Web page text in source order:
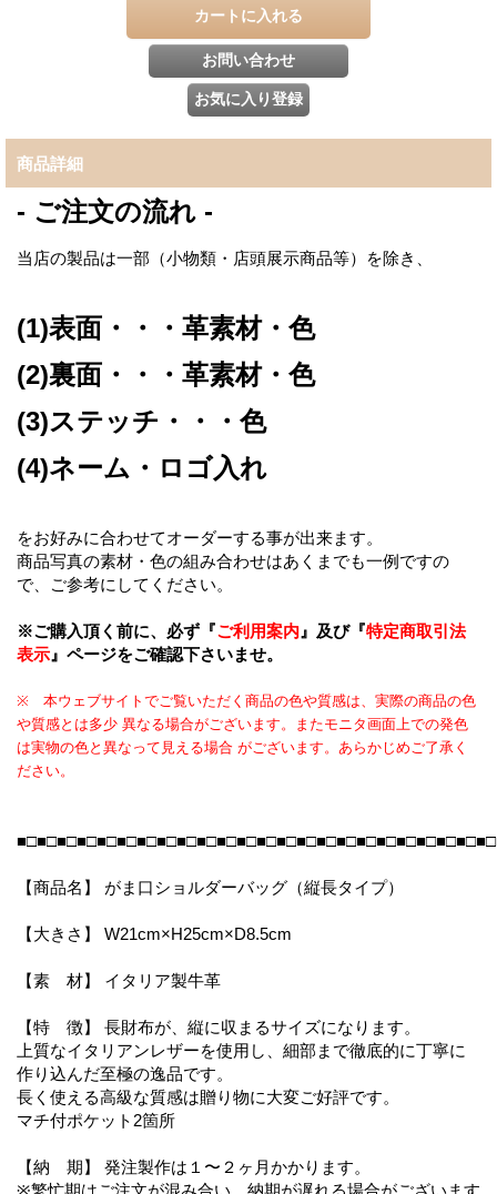
商品詳細
- ご注文の流れ -
当店の製品は一部（小物類・店頭展示商品等）を除き、
(1)表面・・・革素材・色
(2)裏面・・・革素材・色
(3)ステッチ・・・色
(4)ネーム・ロゴ入れ
をお好みに合わせてオーダーする事が出来ます。
商品写真の素材・色の組み合わせはあくまでも一例ですの
で、ご参考にしてください。
※ご購入頂く前に、必ず『ご利用案内 』及び『特定商取引法
表示 』ページをご確認下さいませ。
※ 本ウェブサイトでご覧いただく商品の色や質感は、実際の商品の色
や質感とは多少 異なる場合がございます。またモニタ画面上での発色
は実物の色と異なって見える場合 がございます。あらかじめご了承く
ださい。
【商品名】 がま口ショルダーバッグ（縦長タイプ）
【大きさ】 W21cm×H25cm×D8.5cm
【素 材】 イタリア製牛革
【特 徴】 長財布が、縦に収まるサイズになります。
上質なイタリアンレザーを使用し、細部まで徹底的に丁寧に
作り込んだ至極の逸品です。
長く使える高級な質感は贈り物に大変ご好評です。
マチ付ポケット2箇所
【納 期】 発注製作は１〜２ヶ月かかります。
※繁忙期はご注文が混み合い、納期が遅れる場合がございます